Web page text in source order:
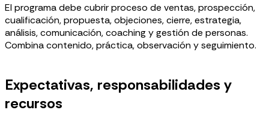
El programa debe cubrir proceso de ventas, prospección,
cualificación, propuesta, objeciones, cierre, estrategia,
análisis, comunicación, coaching y gestión de personas.
Combina contenido, práctica, observación y seguimiento.
Expectativas, responsabilidades y
recursos